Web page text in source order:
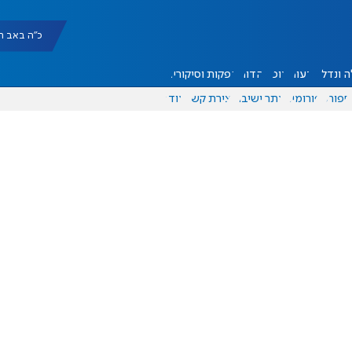
כ"ה באב תשפ"ו
ונדל"ן דעות אוכל יהדות הפקות וסיקורים
ספורט פורומים אתר ישיבה יצירת קשר עוד